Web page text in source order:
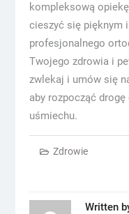
kompleksową
cieszyć się pięknym
profesjonalnego
Twojego zdrowia i
zwlekaj i umów się
aby rozpocząć
uśmiechu.
Zdrowie
Written